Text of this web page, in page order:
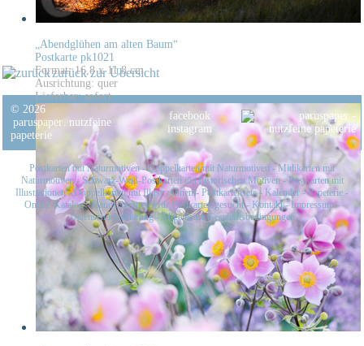
„Abendglühen am alten Baum“
Postkarte pk1021
Format: 16,8 x 11,8 cm
Ausrichtung: quer
Lieferbar: sofort
zurück zur Übersicht
© 2026
paruspaper. nutzfeine
papeterie
facebook
instagram
Postkarten mit Naturmotiven-Doppelkarten mit Naturmotiven -Midikarten mit
Naturmotiven-Schwarz-Weiß-Postkarten mit historischen Motiven- Postkarten mit
Illustrationen-Doppelkarten mit Illustrationen- Postkartensets- Kalender-Papeterie -
Online-Katalog-Handelsvertreter für Postkarten gesucht- Kontakt-Impressum-
Datenschutzerklärung- Allgemeine Geschäftsbedingungen